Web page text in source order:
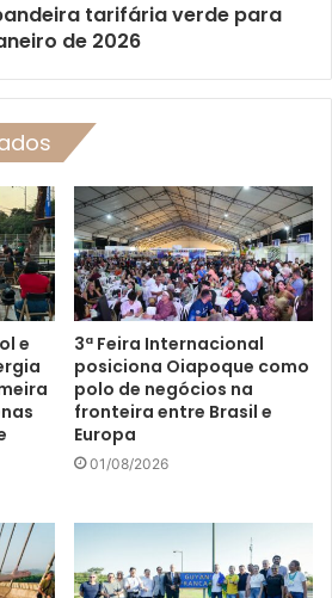
tarifária verde para
de 2026
e
3ª Feira Internacional
posiciona Oiapoque como
polo de negócios na
fronteira entre Brasil e
Europa
01/08/2026